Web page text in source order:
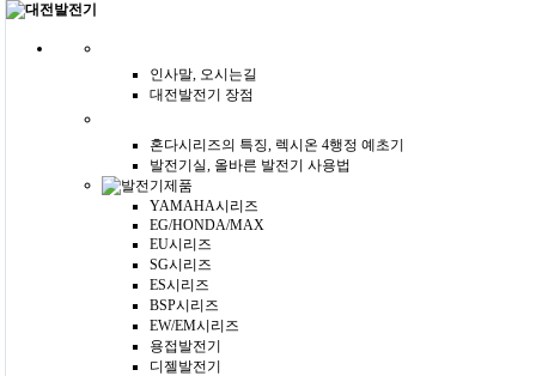
인사말, 오시는길
대전발전기 장점
혼다시리즈의 특징, 렉시온 4행정 예초기
발전기실, 올바른 발전기 사용법
YAMAHA시리즈
EG/HONDA/MAX
EU시리즈
SG시리즈
ES시리즈
BSP시리즈
EW/EM시리즈
용접발전기
디젤발전기